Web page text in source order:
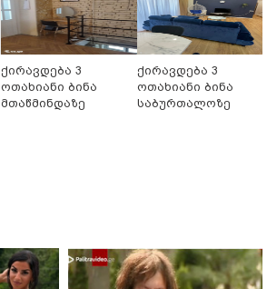
ქირავდება 3
ოთახიანი ბინა
მთაწმინდაზე
ქირავდება 3
ოთახიანი ბინა
საბურთალოზე